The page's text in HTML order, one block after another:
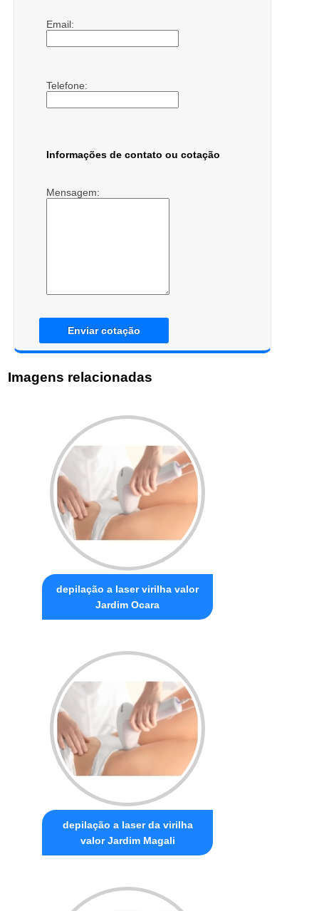
Email:
Telefone:
Informações de contato ou cotação
Mensagem:
Enviar cotação
Imagens relacionadas
depilação a laser virilha valor
Jardim Ocara
depilação a laser da virilha
valor Jardim Magali